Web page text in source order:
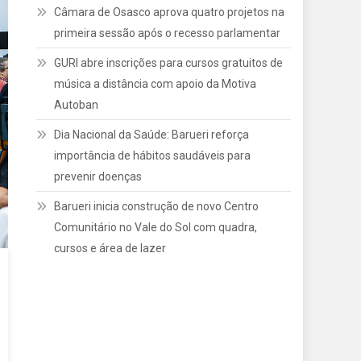
Câmara de Osasco aprova quatro projetos na
primeira sessão após o recesso parlamentar
GURI abre inscrições para cursos gratuitos de
música a distância com apoio da Motiva
Autoban
Dia Nacional da Saúde: Barueri reforça
importância de hábitos saudáveis para
prevenir doenças
Barueri inicia construção de novo Centro
Comunitário no Vale do Sol com quadra,
cursos e área de lazer